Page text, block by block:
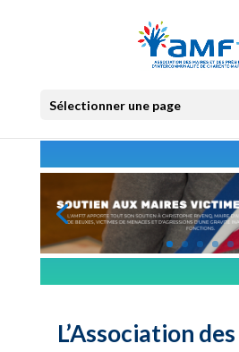
Sélectionner une page
L’Association